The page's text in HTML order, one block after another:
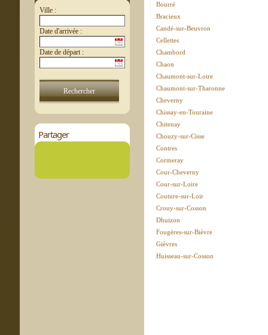
Ville :
Date d'arrivée :
Date de départ :
Partager
Bourré
Bracieux
Candé-sur-Beuvron
Cellettes
Chambord
Chaon
Chaumont-sur-Loire
Chaumont-sur-Tharonne
Cheverny
Chissay-en-Touraine
Chitenay
Chouzy-sur-Cisse
Contres
Cormeray
Cour-Cheverny
Cour-sur-Loire
Couture-sur-Loir
Crouy-sur-Cosson
Dhuizon
Fougères-sur-Bièvre
Gièvres
Huisseau-sur-Cosson